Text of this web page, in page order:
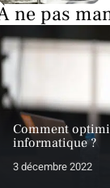
ne pas
Comment
informatique ?
3 décembre 2022